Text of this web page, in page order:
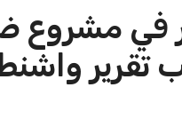
54 مليار دولار في
تقرير